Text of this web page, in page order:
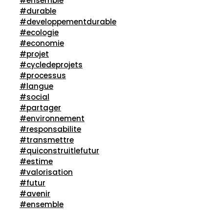
#durable
#developpementdurable
#ecologie
#economie
#projet
#cycledeprojets
#processus
#langue
#social
#partager
#environnement
#responsabilite
#transmettre
#quiconstruitlefutur
#estime
#valorisation
#futur
#avenir
#ensemble